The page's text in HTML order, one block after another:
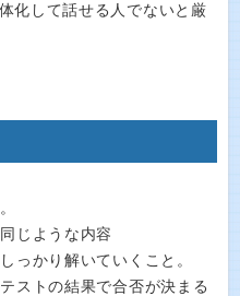
化して話せる人でないと厳
じような内容
っかり解いていくこと。
ストの結果で合否が決まる